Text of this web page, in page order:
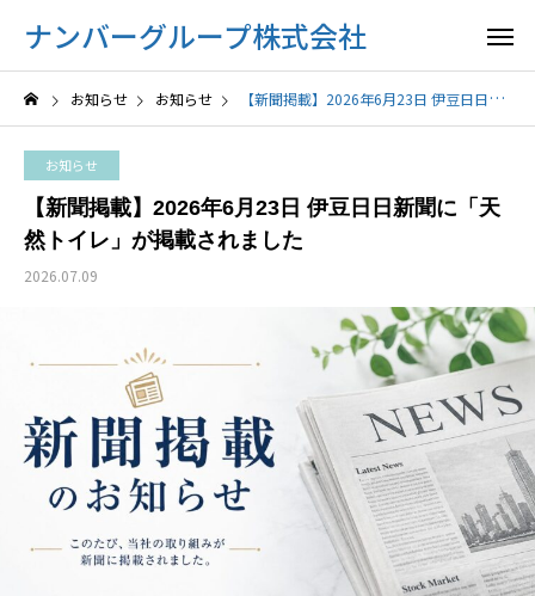
ナンバーグループ株式会社
お知らせ お知らせ 【新聞掲載】2026年6月23日 伊豆日日新聞に「天然トイレ」が掲載されました
お知らせ
【新聞掲載】2026年6月23日 伊豆日日新聞に「天
然トイレ」が掲載されました
2026.07.09